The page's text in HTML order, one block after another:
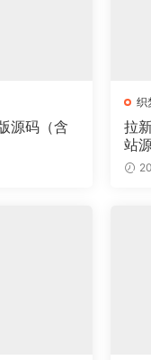
源码（含
织
拉
站